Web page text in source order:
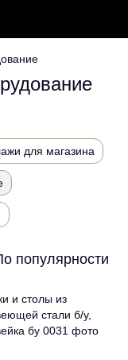
для магазина
популярности